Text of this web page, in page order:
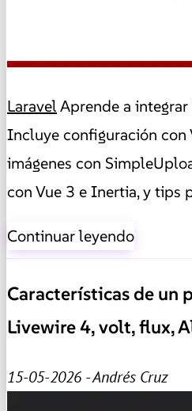
LaravelAprende a
Incluye configuración con
imágenes con
con Vue 3 e Inertia, y tips
Continuar leyendo
Características de un
Livewire 4, volt, flux,
15-05-2026 - Andrés Cruz